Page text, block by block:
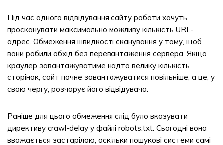
Під час одного відвідування сайту роботи хочуть
просканувати максимально можливу кількість URL-
адрес. Обмеження швидкості сканування у тому, щоб
вони робили обхід без перевантаження сервера. Якщо
краулер завантажуватиме надто велику кількість
сторінок, сайт почне завантажуватися повільніше, а це, у
свою чергу, розчарує його відвідувача.
Раніше для цього обмеження слід було вказувати
директиву crawl-delay у файлі robots.txt. Сьогодні вона
вважається застарілою, оскільки пошукові системи самі